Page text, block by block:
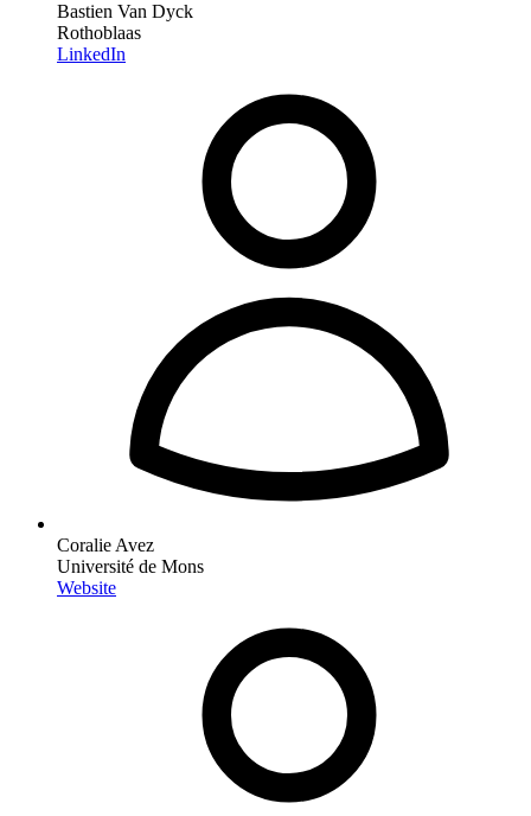
Bastien Van Dyck
Rothoblaas
LinkedIn
Coralie Avez
Université de Mons
Website